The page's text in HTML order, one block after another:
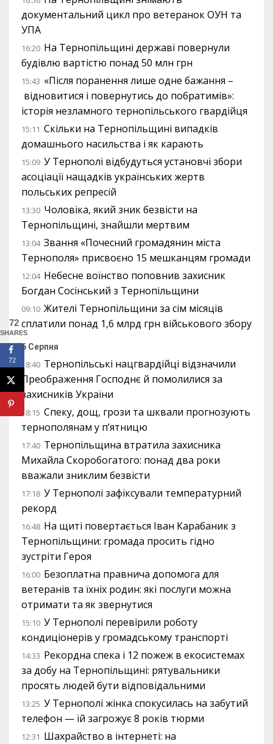
документальний цикл про ветеранок ОУН та
УПА
16:20 На Тернопільщині державі повернули
будівлю вартістю понад 50 млн грн
15:43 «Після поранення лише одне бажання –
відновитися і повернутись до побратимів»:
історія незламного тернопільського гвардійця
15:11 Скільки на Тернопільщині випадків
домашнього насильства і як карають
15:09 У Тернополі відбудуться установчі збори
асоціації нащадків українських жертв
польських репресій
13:30 Чоловіка, який зник безвісти на
Тернопільщині, знайшли мертвим
13:04 Звання «Почесний громадянин міста
Тернополя» присвоєно 15 мешканцям громади
12:04 Небесне воїнство поповнив захисник
Богдан Сосінський з Тернопільщини
09:10 Жителі Тернопільщини за сім місяців
сплатили понад 1,6 млрд грн військового збору
6 Серпня
18:40 Тернопільські нацгвардійці відзначили
Преображення Господнє й помолилися за
захисників України
18:15 Спеку, дощ, грози та шквали прогнозують
тернополянам у п’ятницю
17:40 Тернопільщина втратила захисника
Михайла Скоробогатого: понад два роки
вважали зниклим безвісти
17:18 У Тернополі зафіксували температурний
рекорд
16:48 На щиті повертається Іван Карабаник з
Тернопільщини: громада просить гідно
зустріти Героя
16:00 Безоплатна правнича допомога для
ветеранів та їхніх родин: які послуги можна
отримати та як звернутися
15:10 У Тернополі перевірили роботу
кондиціонерів у громадському транспорті
14:33 Рекордна спека і 12 пожеж в екосистемах
за добу на Тернопільщині: рятувальники
просять людей бути відповідальними
13:25 У Тернополі жінка спокусилась на забутий
телефон — їй загрожує 8 років тюрми
12:31 Шахрайство в інтернеті: на
72
SHARES
72